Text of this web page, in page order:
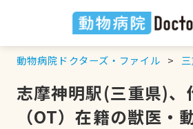
動物病院ドクターズ・ファイル
志摩神明駅(三重県)、
（OT）在籍の獣医・